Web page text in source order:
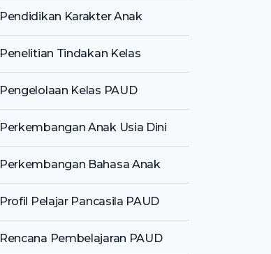
Pendidikan Karakter Anak
Penelitian Tindakan Kelas
Pengelolaan Kelas PAUD
Perkembangan Anak Usia Dini
Perkembangan Bahasa Anak
Profil Pelajar Pancasila PAUD
Rencana Pembelajaran PAUD